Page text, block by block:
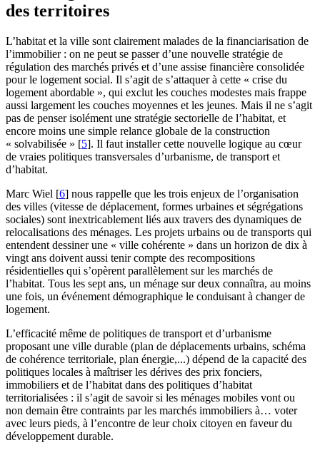
des territoires
L’habitat et la ville sont clairement malades de la financiarisation de
l’immobilier : on ne peut se passer d’une nouvelle stratégie de
régulation des marchés privés et d’une assise financière consolidée
pour le logement social. Il s’agit de s’attaquer à cette « crise du
logement abordable », qui exclut les couches modestes mais frappe
aussi largement les couches moyennes et les jeunes. Mais il ne s’agit
pas de penser isolément une stratégie sectorielle de l’habitat, et
encore moins une simple relance globale de la construction
« solvabilisée » [5]. Il faut installer cette nouvelle logique au cœur
de vraies politiques transversales d’urbanisme, de transport et
d’habitat.
Marc Wiel [6] nous rappelle que les trois enjeux de l’organisation
des villes (vitesse de déplacement, formes urbaines et ségrégations
sociales) sont inextricablement liés aux travers des dynamiques de
relocalisations des ménages. Les projets urbains ou de transports qui
entendent dessiner une « ville cohérente » dans un horizon de dix à
vingt ans doivent aussi tenir compte des recompositions
résidentielles qui s’opèrent parallèlement sur les marchés de
l’habitat. Tous les sept ans, un ménage sur deux connaîtra, au moins
une fois, un événement démographique le conduisant à changer de
logement.
L’efficacité même de politiques de transport et d’urbanisme
proposant une ville durable (plan de déplacements urbains, schéma
de cohérence territoriale, plan énergie,...) dépend de la capacité des
politiques locales à maîtriser les dérives des prix fonciers,
immobiliers et de l’habitat dans des politiques d’habitat
territorialisées : il s’agit de savoir si les ménages mobiles vont ou
non demain être contraints par les marchés immobiliers à… voter
avec leurs pieds, à l’encontre de leur choix citoyen en faveur du
développement durable.